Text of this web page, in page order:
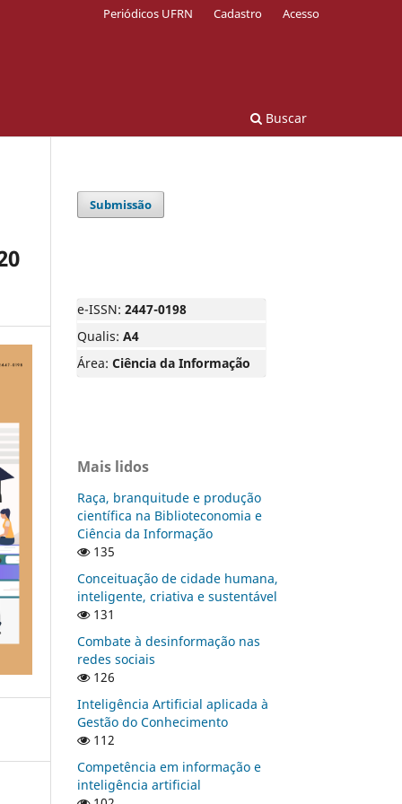
Buscar
Periódicos UFRN Cadastro Acesso
Submissão
e-ISSN: 2447-0198
Qualis: A4
Área: Ciência da Informação
Mais lidos
Raça, branquitude e produção
científica na Biblioteconomia e
Ciência da Informação
135
Conceituação de cidade humana,
inteligente, criativa e sustentável
131
Combate à desinformação nas
redes sociais
126
Inteligência Artificial aplicada à
Gestão do Conhecimento
112
Competência em informação e
inteligência artificial